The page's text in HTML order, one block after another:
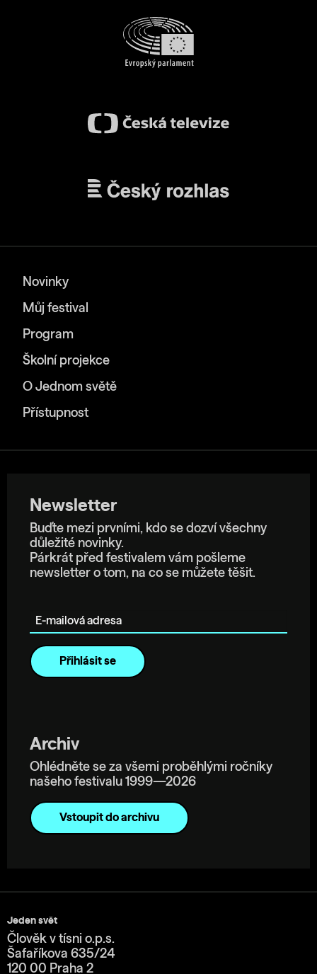
Novinky
Můj festival
Program
Školní projekce
O Jednom světě
Přístupnost
Newsletter
Buďte mezi prvními, kdo se dozví všechny
důležité novinky.
Párkrát před festivalem vám pošleme
newsletter o tom, na co se můžete těšit.
Archiv
Ohlédněte se za všemi proběhlými ročníky
našeho festivalu 1999—2026
Vstoupit do archivu
Jeden svět
Člověk v tísni o.p.s.
Šafaříkova 635/24
120 00 Praha 2